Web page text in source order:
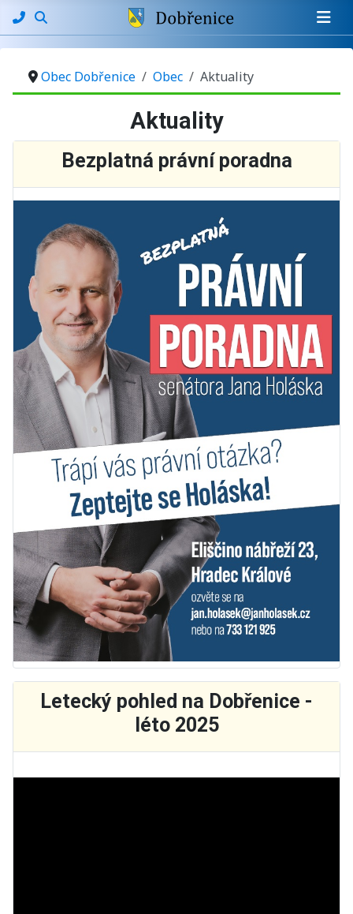
Obec Dobřenice Obec Aktuality
Aktuality
Bezplatná právní poradna
Základní údaje
Letecký pohled na Dobřenice -
léto 2025